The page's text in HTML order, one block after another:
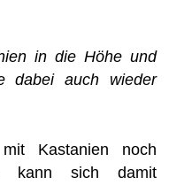
in die Höhe und
dabei auch wieder
Kastanien noch
kann sich damit